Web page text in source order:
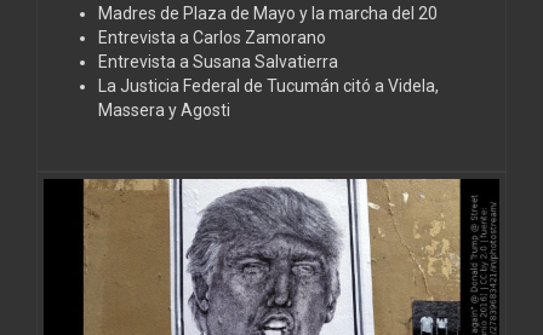
Madres de Plaza de Mayo y la marcha del 20
Entrevista a Carlos Zamorano
Entrevista a Susana Salvatierra
La Justicia Federal de Tucumán citó a Videla,
Massera y Agosti